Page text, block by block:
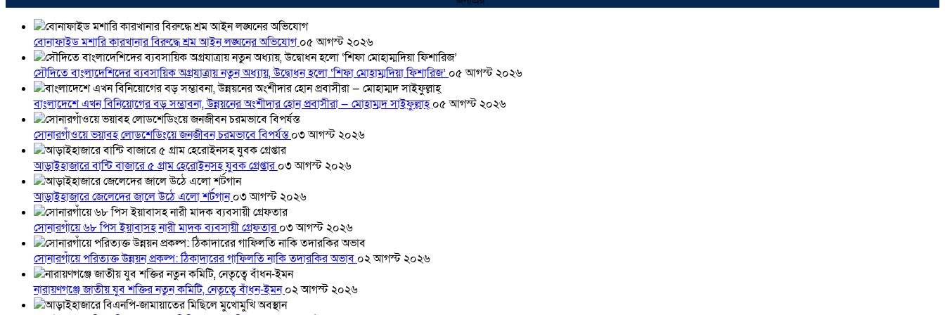
বোনাফাইড মশারি কারখানার বিরুদ্ধে শ্রম আইন লঙ্ঘনের অভিযোগ০৫ আগস্ট ২০২৬
সৌদিতে বাংলাদেশিদের ব্যবসায়িক অগ্রযাত্রায় নতুন অধ্যায়, উদ্বোধন হলো ‘শিফা মোহাম্মদিয়া ফিশারিজ’ ০৫ আগস্ট ২০২৬
বাংলাদেশে এখন বিনিয়োগের বড় সম্ভাবনা, উন্নয়নের অংশীদার হোন প্রবাসীরা — মোহাম্মদ সাইফুল্লাহ্০৫ আগস্ট ২০২৬
সোনারগাঁওয়ে ভয়াবহ লোডশেডিংয়ে জনজীবন চরমভাবে বিপর্যস্ত০৩ আগস্ট ২০২৬
আড়াইহাজারে বান্টি বাজারে ৫ গ্রাম হেরোইনসহ যুবক গ্রেপ্তার০৩ আগস্ট ২০২৬
আড়াইহাজারে জেলেদের জালে উঠে এলো শর্টগান০৩ আগস্ট ২০২৬
সোনারগাঁয়ে ৬৮ পিস ইয়াবাসহ নারী মাদক ব্যবসায়ী গ্রেফতার০৩ আগস্ট ২০২৬
সোনারগাঁয়ে পরিত্যক্ত উন্নয়ন প্রকল্প: ঠিকাদারের গাফিলতি নাকি তদারকির অভাব ০২ আগস্ট ২০২৬
নারায়ণগঞ্জে জাতীয় যুব শক্তির নতুন কমিটি, নেতৃত্বে বাঁধন-ইমন০২ আগস্ট ২০২৬